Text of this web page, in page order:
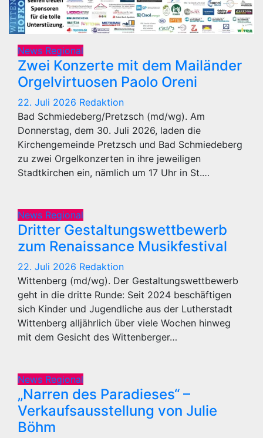
News Regional
Zwei Konzerte mit dem Mailänder
Orgelvirtuosen Paolo Oreni
22. Juli 2026 Redaktion
Bad Schmiedeberg/Pretzsch (md/wg). Am
Donnerstag, dem 30. Juli 2026, laden die
Kirchengemeinde Pretzsch und Bad Schmiedeberg
zu zwei Orgelkonzerten in ihre jeweiligen
Stadtkirchen ein, nämlich um 17 Uhr in St.…
News Regional
Dritter Gestaltungswettbewerb
zum Renaissance Musikfestival
22. Juli 2026 Redaktion
Wittenberg (md/wg). Der Gestaltungswettbewerb
geht in die dritte Runde: Seit 2024 beschäftigen
sich Kinder und Jugendliche aus der Lutherstadt
Wittenberg alljährlich über viele Wochen hinweg
mit dem Gesicht des Wittenberger…
News Regional
„Narren des Paradieses“ –
Verkaufsausstellung von Julie
Böhm